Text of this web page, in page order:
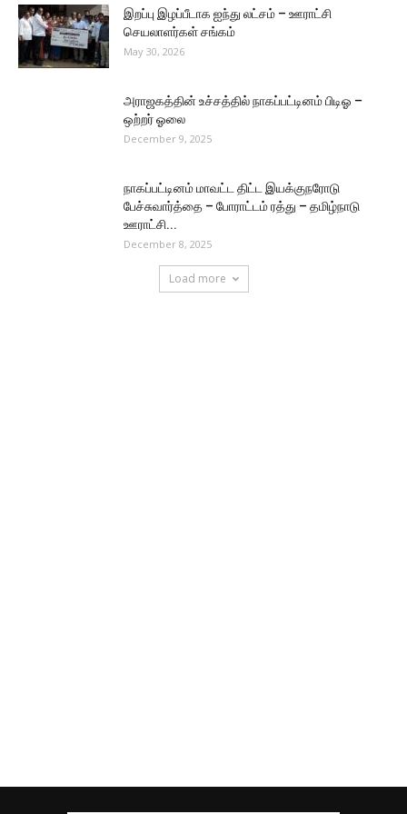
இறப்பு இழப்பீடாக ஐந்து லட்சம் – ஊராட்சி
செயலாளர்கள் சங்கம்
May 30, 2026
அராஜகத்தின் உச்சத்தில் நாகப்பட்டினம் பிடிஓ –
ஒற்றர் ஓலை
December 9, 2025
நாகப்பட்டினம் மாவட்ட திட்ட இயக்குநரோடு
பேச்சுவார்த்தை – போராட்டம் ரத்து – தமிழ்நாடு
ஊராட்சி...
December 8, 2025
Load more